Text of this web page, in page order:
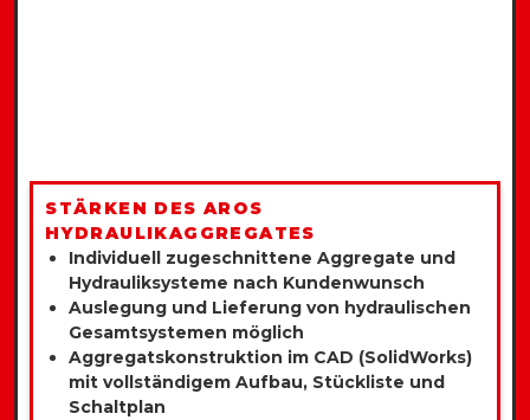
STÄRKEN DES AROS
HYDRAULIKAGGREGATES
Individuell zugeschnittene Aggregate und
Hydrauliksysteme nach Kundenwunsch
Auslegung und Lieferung von hydraulischen
Gesamtsystemen möglich
Aggregatskonstruktion im CAD (SolidWorks)
mit vollständigem Aufbau, Stückliste und
Schaltplan